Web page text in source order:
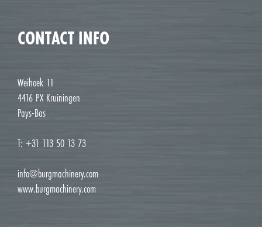
CONTACT INFO
Weihoek 11
4416 PX Kruiningen
Pays-Bas
T: +31 113 50 13 73
info@burgmachinery.com
www.burgmachinery.com